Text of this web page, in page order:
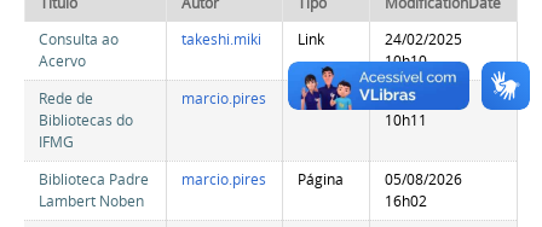
Consulta ao
Acervo
takeshi.miki Link
24/02/2025
10h10
Rede de
Bibliotecas do
IFMG
marcio.pires Link
24/02/2025
10h11
Biblioteca Padre
Lambert Noben
marcio.pires Página
05/08/2026
16h02